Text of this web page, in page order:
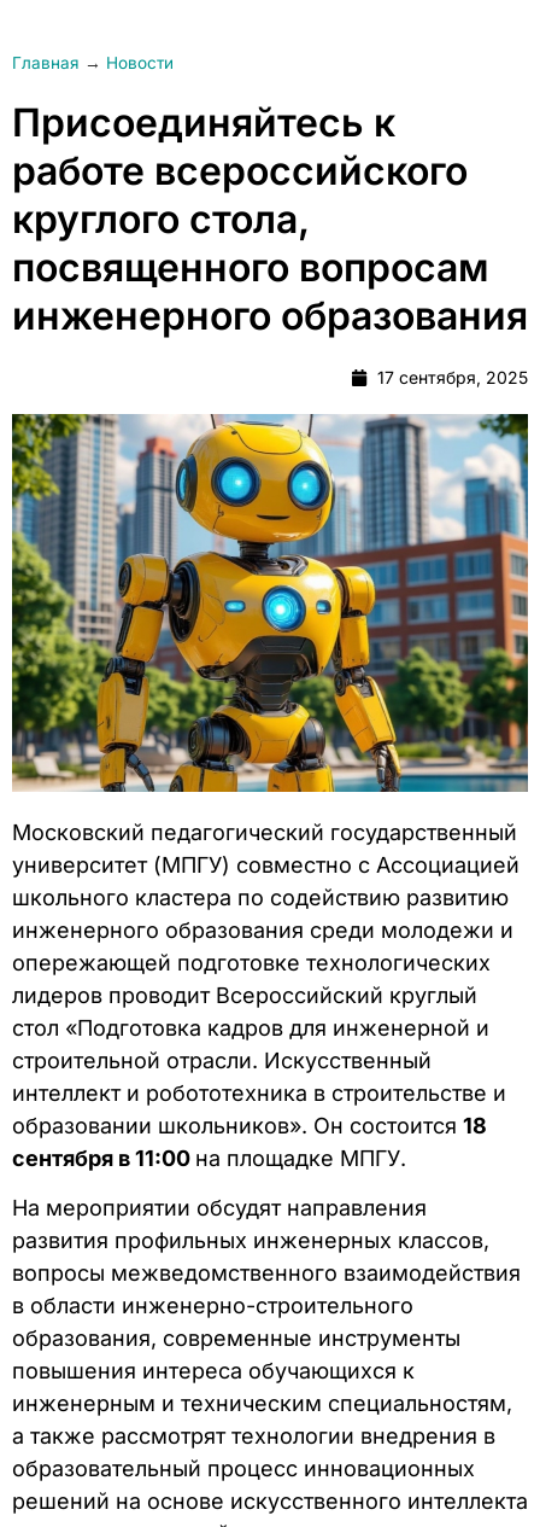
Главная → Новости
Присоединяйтесь к
работе всероссийского
круглого стола,
посвященного вопросам
инженерного образования
17 сентября, 2025
Московский педагогический государственный
университет (МПГУ) совместно с Ассоциацией
школьного кластера по содействию развитию
инженерного образования среди молодежи и
опережающей подготовке технологических
лидеров проводит Всероссийский круглый
стол «Подготовка кадров для инженерной и
строительной отрасли. Искусственный
интеллект и робототехника в строительстве и
образовании школьников». Он состоится 18
сентября в 11:00 на площадке МПГУ.
На мероприятии обсудят направления
развития профильных инженерных классов,
вопросы межведомственного взаимодействия
в области инженерно-строительного
образования, современные инструменты
повышения интереса обучающихся к
инженерным и техническим специальностям,
а также рассмотрят технологии внедрения в
образовательный процесс инновационных
решений на основе искусственного интеллекта